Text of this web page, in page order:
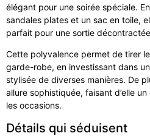
élégant pour une soirée spéciale.
sandales plates et un sac en toile,
parfait pour une sortie
Cette polyvalence permet de tirer
garde-robe, en investissant dans
stylisée de diverses manières. De
allure sophistiquée, faisant d’elle
les occasions.
Détails qui séduisent